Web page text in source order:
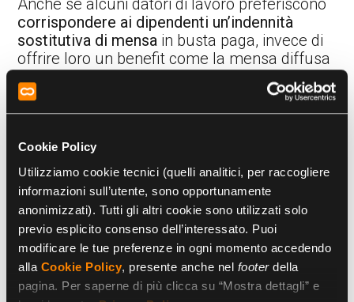
Cookie Policy
Utilizziamo cookie tecnici (quelli analitici, per raccogliere
informazioni sull’utente, sono opportunamente
anonimizzati). Tutti gli altri cookie sono utilizzati solo
previo esplicito consenso dell’interessato. Puoi
modificare le tue preferenze in ogni momento accedendo
alla Cookie Policy, presente anche nel footerdella
pagina. Per saperne di più clicca su “Mostra dettagli” e
corrispondere ai dipendenti un’indennità
sostitutiva di mensa in busta paga, invece di
offrire loro un benefit come la mensa diffusa
o il buono pasto, questaè una scelta poco
vantaggiosa
sia per i lavoratori, sia per le
aziende.
Spesso si pensa che ai dipendenti faccia più
piacerericevere una somma in denaroda
spendere liberamente. In realtà, molti tra gli
studi e i sondaggi effettuati nell’ambito del
welfare aziendale e dei benefit erogati ai
lavoratori hanno dimostrato come
agevolazioni e servizi di welfareadatti alla
loro età e situazione familiare siano più
apprezzati.